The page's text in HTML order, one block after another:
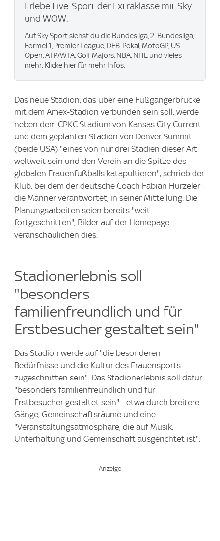
Erlebe Live-Sport der Extraklasse mit Sky
und WOW.
Auf Sky Sport siehst du die Bundesliga, 2. Bundesliga,
Formel 1, Premier League, DFB-Pokal, MotoGP, US
Open, ATP/WTA, Golf Majors, NBA, NHL und vieles
mehr. Klicke hier für mehr Infos.
Das neue Stadion, das über eine Fußgängerbrücke
mit dem Amex-Stadion verbunden sein soll, werde
neben dem CPKC Stadium von Kansas City Current
und dem geplanten Stadion von Denver Summit
(beide USA) "eines von nur drei Stadien dieser Art
weltweit sein und den Verein an die Spitze des
globalen Frauenfußballs katapultieren", schrieb der
Klub, bei dem der deutsche Coach Fabian Hürzeler
die Männer verantwortet, in seiner Mitteilung. Die
Planungsarbeiten seien bereits "weit
fortgeschritten", Bilder auf der Homepage
veranschaulichen dies.
Stadionerlebnis soll
"besonders
familienfreundlich und für
Erstbesucher gestaltet sein"
Das Stadion werde auf "die besonderen
Bedürfnisse und die Kultur des Frauensports
zugeschnitten sein". Das Stadionerlebnis soll dafür
"besonders familienfreundlich und für
Erstbesucher gestaltet sein" - etwa durch breitere
Gänge, Gemeinschaftsräume und eine
"Veranstaltungsatmosphäre, die auf Musik,
Unterhaltung und Gemeinschaft ausgerichtet ist".